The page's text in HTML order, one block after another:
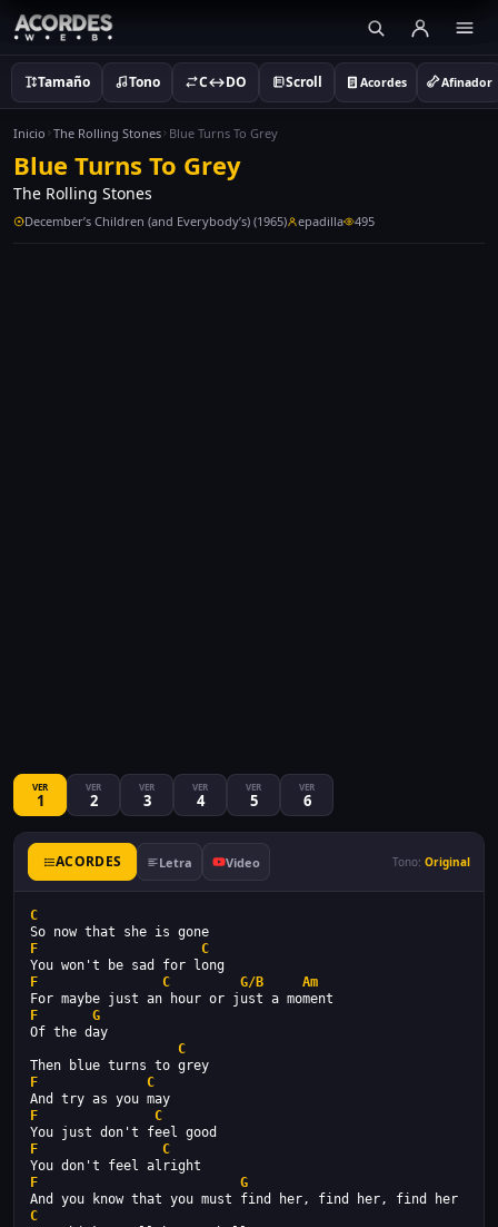
Tamaño Tono C↔DO Scroll Acordes Afinador
Inicio The Rolling Stones Blue Turns To Grey
Blue Turns To Grey
The Rolling Stones
December’s Children (and Everybody’s) (1965) epadilla 495
VER
1
VER
2
VER
3
VER
4
VER
5
VER
6
ACORDES Letra Video Tono: Original
C
So now that she is gone
F
C
You won't be sad for long
F
C G/B
Am
For maybe just an hour or just a moment
F
G
Of the day
C
Then blue turns to grey
F
C
And try as you may
F
C
You just don't feel good
F
C
You don't feel alright
F
G
And you know that you must find her, find her, find her
C